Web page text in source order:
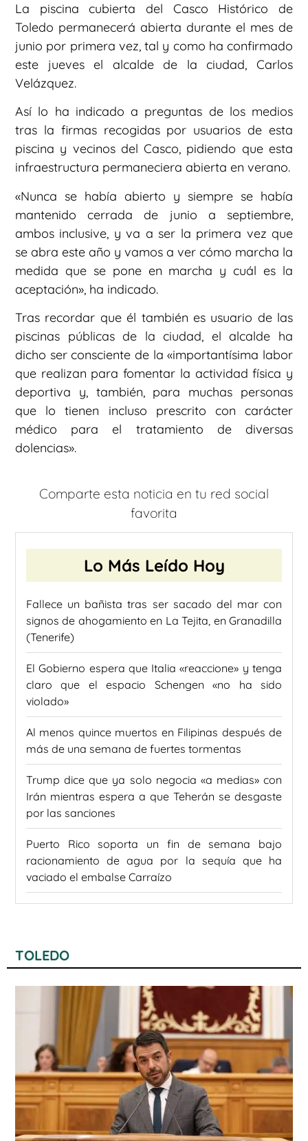
La piscina cubierta del Casco Histórico de
Toledo permanecerá abierta durante el mes de
junio por primera vez, tal y como ha confirmado
este jueves el alcalde de la ciudad, Carlos
Velázquez.
Así lo ha indicado a preguntas de los medios
tras la firmas recogidas por usuarios de esta
piscina y vecinos del Casco, pidiendo que esta
infraestructura permaneciera abierta en verano.
«Nunca se había abierto y siempre se había
mantenido cerrada de junio a septiembre,
ambos inclusive, y va a ser la primera vez que
se abra este año y vamos a ver cómo marcha la
medida que se pone en marcha y cuál es la
aceptación», ha indicado.
Tras recordar que él también es usuario de las
piscinas públicas de la ciudad, el alcalde ha
dicho ser consciente de la «importantísima labor
que realizan para fomentar la actividad física y
deportiva y, también, para muchas personas
que lo tienen incluso prescrito con carácter
médico para el tratamiento de diversas
dolencias».
Comparte esta noticia en tu red social
favorita
Lo Más Leído Hoy
Fallece un bañista tras ser sacado del mar con
signos de ahogamiento en La Tejita, en Granadilla
(Tenerife)
El Gobierno espera que Italia «reaccione» y tenga
claro que el espacio Schengen «no ha sido
violado»
Al menos quince muertos en Filipinas después de
más de una semana de fuertes tormentas
Trump dice que ya solo negocia «a medias» con
Irán mientras espera a que Teherán se desgaste
por las sanciones
Puerto Rico soporta un fin de semana bajo
racionamiento de agua por la sequía que ha
vaciado el embalse Carraízo
TOLEDO